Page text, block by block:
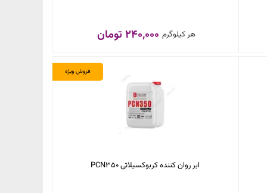
240,000 تومان هر کیلوگرم
فروش ویژه
ابر روان کننده کربوکسیلاتی PCN350